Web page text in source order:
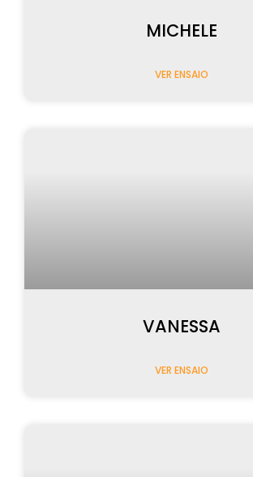
MICHELE
VER ENSAIO
VANESSA
VER ENSAIO